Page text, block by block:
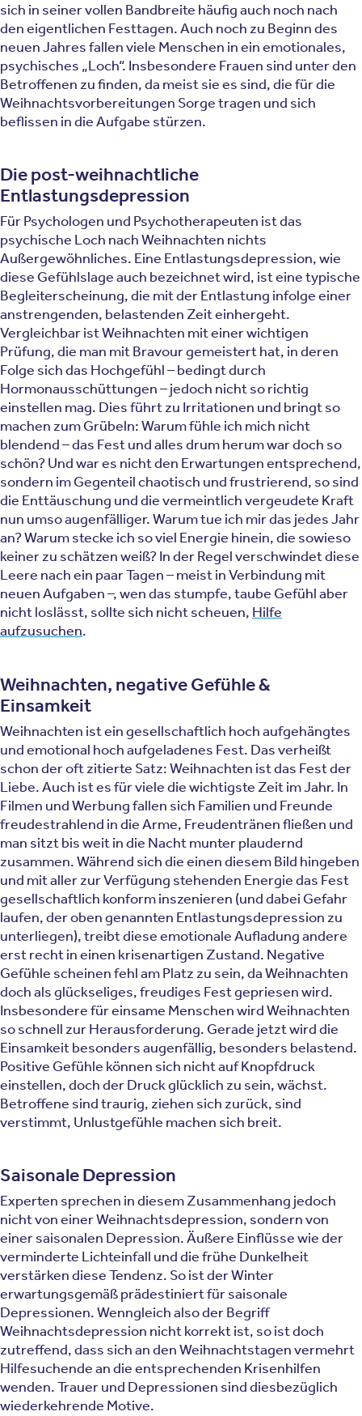
sich in seiner vollen Bandbreite häufig auch noch nach
den eigentlichen Festtagen. Auch noch zu Beginn des
neuen Jahres fallen viele Menschen in ein emotionales,
psychisches „Loch“. Insbesondere Frauen sind unter den
Betroffenen zu finden, da meist sie es sind, die für die
Weihnachtsvorbereitungen Sorge tragen und sich
beflissen in die Aufgabe stürzen.
Die post-weihnachtliche
Entlastungsdepression
Für Psychologen und Psychotherapeuten ist das
psychische Loch nach Weihnachten nichts
Außergewöhnliches. Eine Entlastungsdepression, wie
diese Gefühlslage auch bezeichnet wird, ist eine typische
Begleiterscheinung, die mit der Entlastung infolge einer
anstrengenden, belastenden Zeit einhergeht.
Vergleichbar ist Weihnachten mit einer wichtigen
Prüfung, die man mit Bravour gemeistert hat, in deren
Folge sich das Hochgefühl – bedingt durch
Hormonausschüttungen – jedoch nicht so richtig
einstellen mag. Dies führt zu Irritationen und bringt so
machen zum Grübeln: Warum fühle ich mich nicht
blendend – das Fest und alles drum herum war doch so
schön? Und war es nicht den Erwartungen entsprechend,
sondern im Gegenteil chaotisch und frustrierend, so sind
die Enttäuschung und die vermeintlich vergeudete Kraft
nun umso augenfälliger. Warum tue ich mir das jedes Jahr
an? Warum stecke ich so viel Energie hinein, die sowieso
keiner zu schätzen weiß? In der Regel verschwindet diese
Leere nach ein paar Tagen – meist in Verbindung mit
neuen Aufgaben –, wen das stumpfe, taube Gefühl aber
nicht loslässt, sollte sich nicht scheuen, Hilfe
aufzusuchen.
Weihnachten, negative Gefühle &
Einsamkeit
Weihnachten ist ein gesellschaftlich hoch aufgehängtes
und emotional hoch aufgeladenes Fest. Das verheißt
schon der oft zitierte Satz: Weihnachten ist das Fest der
Liebe. Auch ist es für viele die wichtigste Zeit im Jahr. In
Filmen und Werbung fallen sich Familien und Freunde
freudestrahlend in die Arme, Freudentränen fließen und
man sitzt bis weit in die Nacht munter plaudernd
zusammen. Während sich die einen diesem Bild hingeben
und mit aller zur Verfügung stehenden Energie das Fest
gesellschaftlich konform inszenieren (und dabei Gefahr
laufen, der oben genannten Entlastungsdepression zu
unterliegen), treibt diese emotionale Aufladung andere
erst recht in einen krisenartigen Zustand. Negative
Gefühle scheinen fehl am Platz zu sein, da Weihnachten
doch als glückseliges, freudiges Fest gepriesen wird.
Insbesondere für einsame Menschen wird Weihnachten
so schnell zur Herausforderung. Gerade jetzt wird die
Einsamkeit besonders augenfällig, besonders belastend.
Positive Gefühle können sich nicht auf Knopfdruck
einstellen, doch der Druck glücklich zu sein, wächst.
Betroffene sind traurig, ziehen sich zurück, sind
verstimmt, Unlustgefühle machen sich breit.
Saisonale Depression
Experten sprechen in diesem Zusammenhang jedoch
nicht von einer Weihnachtsdepression, sondern von
einer saisonalen Depression. Äußere Einflüsse wie der
verminderte Lichteinfall und die frühe Dunkelheit
verstärken diese Tendenz. So ist der Winter
erwartungsgemäß prädestiniert für saisonale
Depressionen. Wenngleich also der Begriff
Weihnachtsdepression nicht korrekt ist, so ist doch
zutreffend, dass sich an den Weihnachtstagen vermehrt
Hilfesuchende an die entsprechenden Krisenhilfen
wenden. Trauer und Depressionen sind diesbezüglich
wiederkehrende Motive.